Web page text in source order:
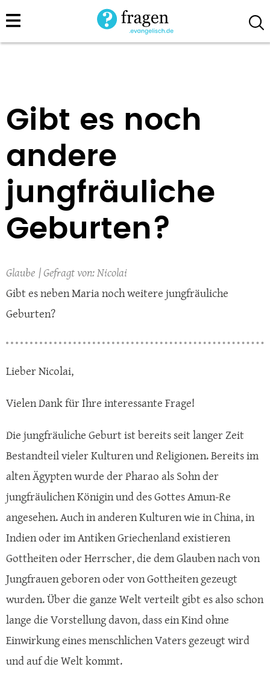
Direkt
zum
Gibt es noch
andere
jungfräuliche
Geburten?
Glaube
Nicolai
Gibt es neben Maria noch weitere jungfräuliche
Geburten?
Lieber Nicolai,
Vielen Dank für Ihre interessante Frage!
Die jungfräuliche Geburt ist bereits seit langer Zeit
Bestandteil vieler Kulturen und Religionen. Bereits im
alten Ägypten wurde der Pharao als Sohn der
jungfräulichen Königin und des Gottes Amun-Re
angesehen. Auch in anderen Kulturen wie in China, in
Indien oder im Antiken Griechenland existieren
Gottheiten oder Herrscher, die dem Glauben nach von
Jungfrauen geboren oder von Gottheiten gezeugt
wurden. Über die ganze Welt verteilt gibt es also schon
lange die Vorstellung davon, dass ein Kind ohne
Einwirkung eines menschlichen Vaters gezeugt wird
und auf die Welt kommt.